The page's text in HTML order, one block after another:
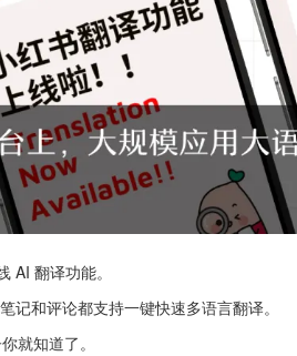
AI 翻译功能。
和评论都支持一键快速多语言翻译。
就知道了。